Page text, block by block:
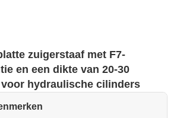
zuigerstaaf met F7-
en een dikte van 20-30
hydraulische cilinders